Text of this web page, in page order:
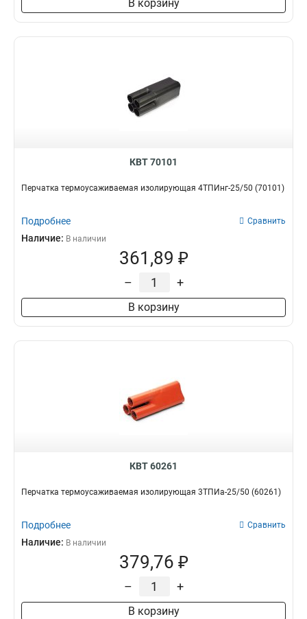
В корзину
КВТ 70101
Перчатка термоусаживаемая изолирующая 4ТПИнг-25/50 (70101)
Подробнее Сравнить
Наличие: В наличии
361,89 ₽
– +
В корзину
КВТ 60261
Перчатка термоусаживаемая изолирующая 3ТПИа-25/50 (60261)
Подробнее Сравнить
Наличие: В наличии
379,76 ₽
– +
В корзину